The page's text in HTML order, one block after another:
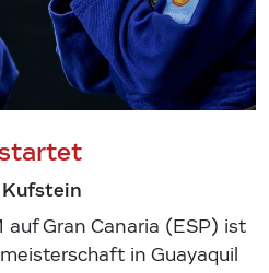
Gran Canaria (ESP) ist
in Guayaquil